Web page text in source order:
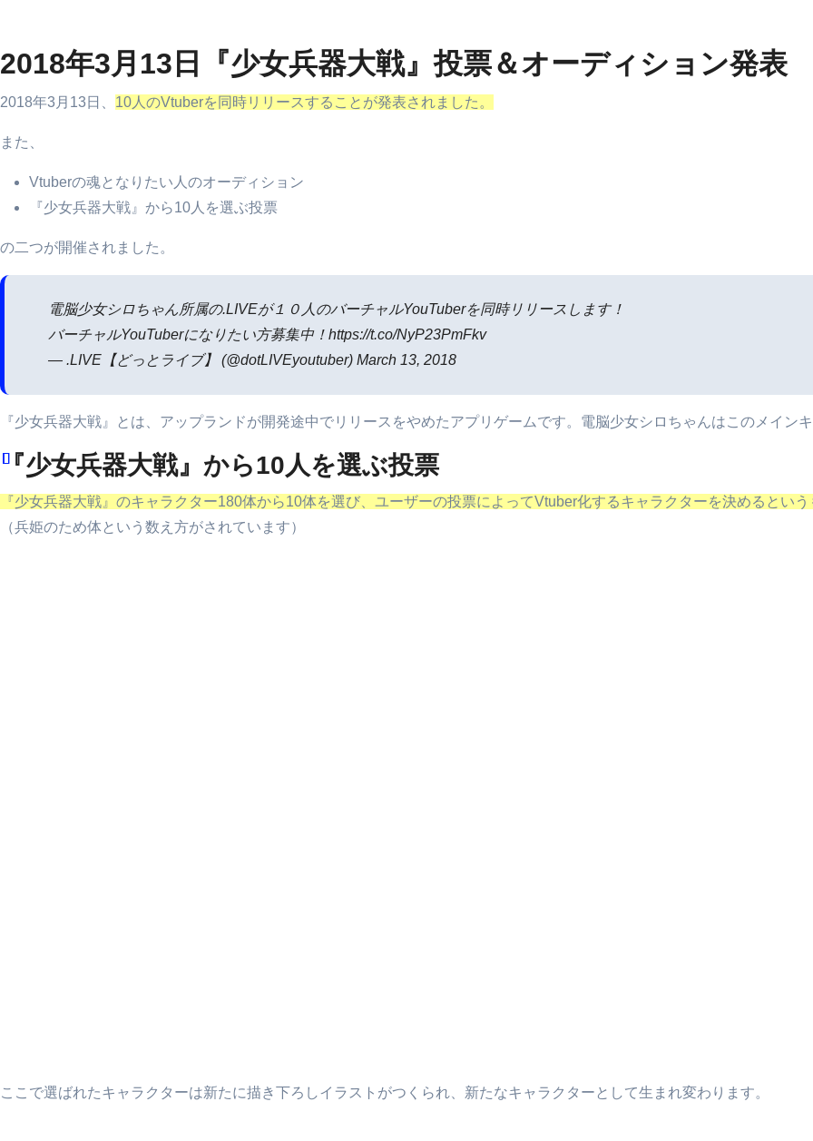
2018年3月13日『少女兵器大戦』投票＆オーディション発表
2018年3月13日、 10人のVtuberを同時リリースすることが発表されました。
また、
Vtuberの魂となりたい人のオーディション
『少女兵器大戦』から10人を選ぶ投票
の二つが開催されました。
電脳少女シロちゃん所属の.LIVEが１０人のバーチャルYouTuberを同時リリースします！
バーチャルYouTuberになりたい方募集中！https://t.co/NyP23PmFkv
— .LIVE【どっとライブ】 (@dotLIVEyoutuber) March 13, 2018
『少女兵器大戦』とは、アップランドが開発途中でリリースをやめたアプリゲームです。電脳少女シロちゃんはこのメインキ
『少女兵器大戦』から10人を選ぶ投票
『少女兵器大戦』のキャラクター180体から10体を選び、ユーザーの投票によってVtuber化するキャラクターを決めるという
（兵姫のため体という数え方がされています）
ここで選ばれたキャラクターは新たに描き下ろしイラストがつくられ、新たなキャラクターとして生まれ変わります。